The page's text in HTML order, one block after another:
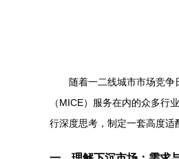
随着一二线城市市场竞
（MICE）服务在内的众多行
行深度思考，制定一套高度适